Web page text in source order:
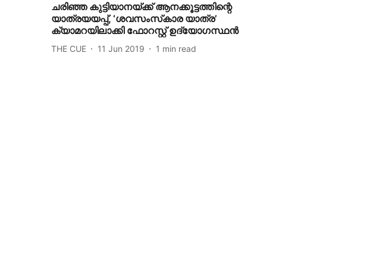
ചരിഞ്ഞ കുട്ടിയാനയ്ക്ക് ആനക്കൂട്ടത്തിന്റെ
യാത്രയയപ്പ്, ‘ശവസംസ്‌കാര യാത്ര’
ക്യാമറയിലാക്കി ഫോറസ്റ്റ് ഉദ്യോഗസ്ഥന്‍
THE CUE 11 Jun 2019 1 min read